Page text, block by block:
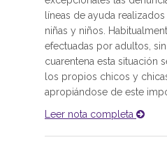
líneas de ayuda
niñas y niños.
efectuadas por adultos,
cuarentena esta situación
los propios chicos y
apropiándose de este
Leer nota completa